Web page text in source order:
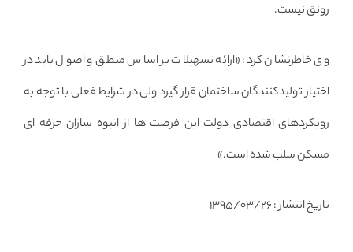
رونق نیست.
وی خاطرنشان کرد: «ارائه تسهیلات بر اساس منطق و اصول باید در
اختیار تولیدکنندگان ساختمان قرار گیرد ولی در شرایط فعلی با توجه به
رویکردهای اقتصادی دولت این فرصت ها از انبوه سازان حرفه ای
مسکن سلب شده است.»
تاریخ انتشار : ۱۳۹۵/۰۳/۲۶